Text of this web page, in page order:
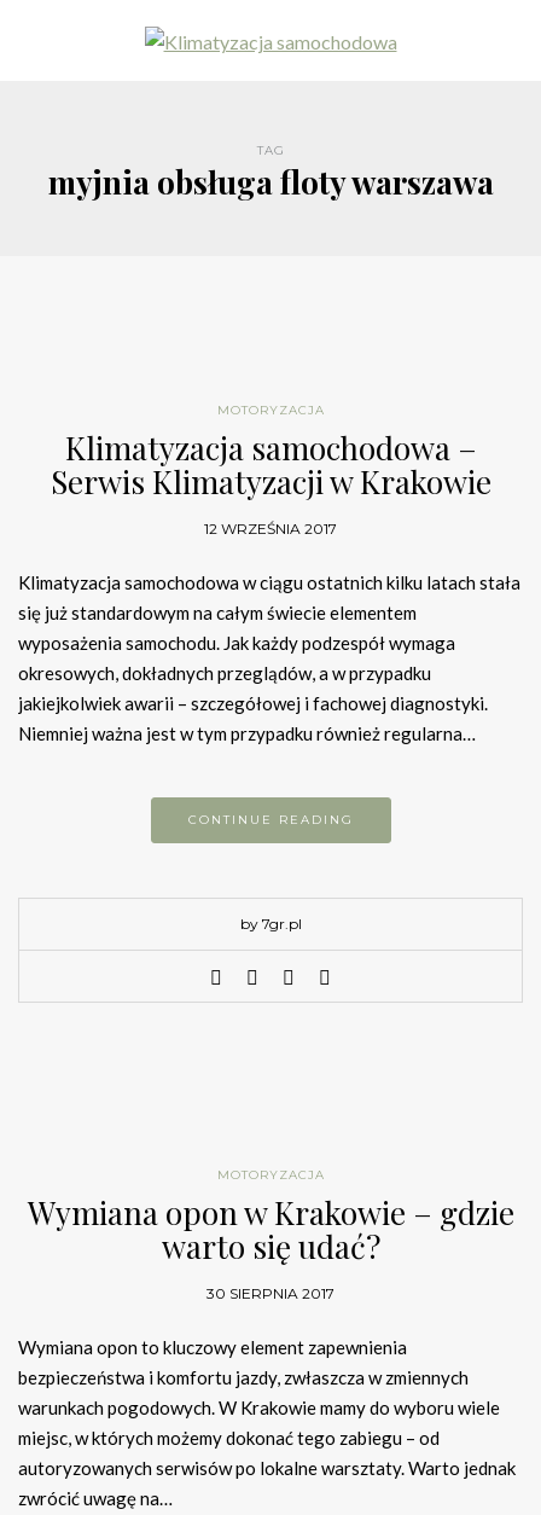
TAG
myjnia obsługa floty warszawa
MOTORYZACJA
Klimatyzacja samochodowa –
Serwis Klimatyzacji w Krakowie
12 WRZEŚNIA 2017
Klimatyzacja samochodowa w ciągu ostatnich kilku latach stała
się już standardowym na całym świecie elementem
wyposażenia samochodu. Jak każdy podzespół wymaga
okresowych, dokładnych przeglądów, a w przypadku
jakiejkolwiek awarii – szczegółowej i fachowej diagnostyki.
Niemniej ważna jest w tym przypadku również regularna…
CONTINUE READING
by 7gr.pl
MOTORYZACJA
Wymiana opon w Krakowie – gdzie
warto się udać?
30 SIERPNIA 2017
Wymiana opon to kluczowy element zapewnienia
bezpieczeństwa i komfortu jazdy, zwłaszcza w zmiennych
warunkach pogodowych. W Krakowie mamy do wyboru wiele
miejsc, w których możemy dokonać tego zabiegu – od
autoryzowanych serwisów po lokalne warsztaty. Warto jednak
zwrócić uwagę na…